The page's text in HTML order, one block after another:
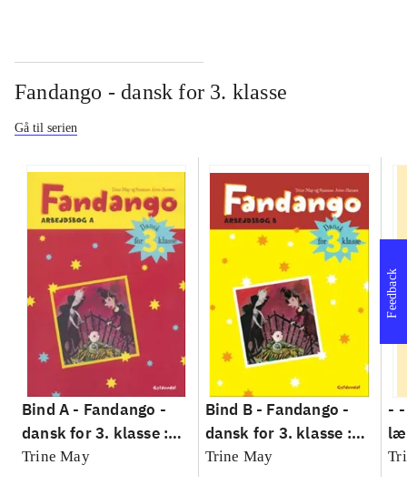
Fandango - dansk for 3. klasse
Gå til serien
Bind A - Fandango -
dansk for 3. klasse :
grundbog --
Trine May
Bind B - Fandango -
dansk for 3. klasse :
grundbog --
Trine May
-
Feedback